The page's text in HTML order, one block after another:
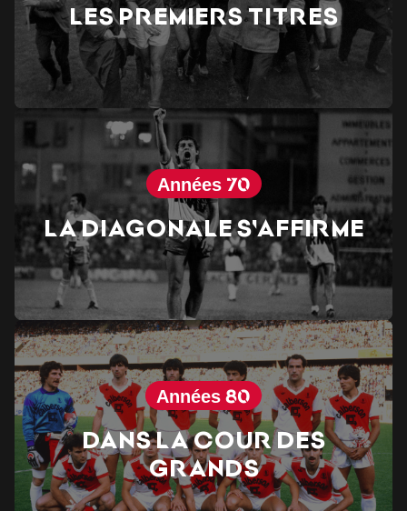
Les premiers titres
Années 70
La Diagonale s'affirme
Années 80
Dans la cour des
grands